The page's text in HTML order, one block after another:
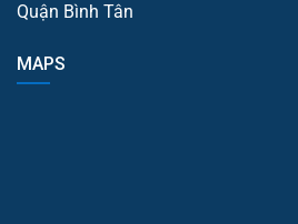
Quận Bình Tân
MAPS